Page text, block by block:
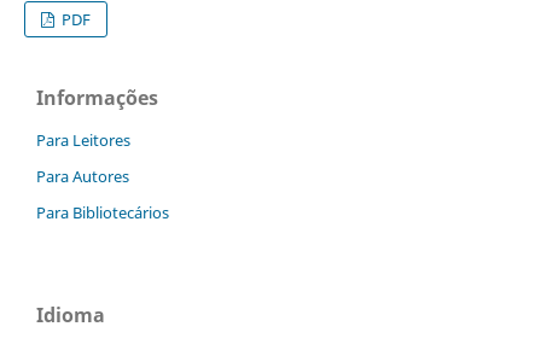
PDF
Informações
Para Leitores
Para Autores
Para Bibliotecários
Idioma